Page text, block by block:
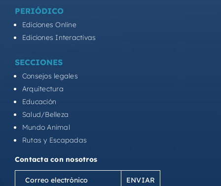
PERIÓDICO
Ediciones Online
Ediciones Interactivas
SECCIONES
Consejos legales
Arquitectura
Educación
Salud/Belleza
Mundo Animal
Rutas y Escapadas
Contacta con nosotros
Correo